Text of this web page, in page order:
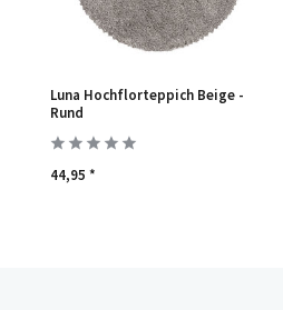
Luna Hochflorteppich Beige -
Rund
44,95 *